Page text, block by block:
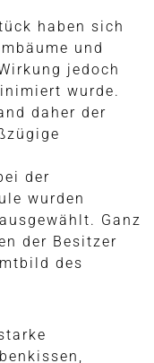
haben sich
und
jedoch
wurde.
daher der
der
wurden
Ganz
der Besitzer
des